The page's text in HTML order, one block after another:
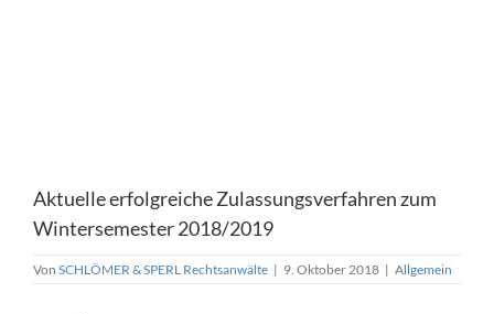
Aktuelle erfolgreiche Zulassungsverfahren zum
Wintersemester 2018/2019
Von SCHLÖMER & SPERL Rechtsanwälte | 9. Oktober 2018 | Allgemein